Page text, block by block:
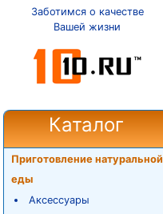
Заботимся о качестве
Вашей жизни
Каталог
Приготовление натуральной
еды
Аксессуары